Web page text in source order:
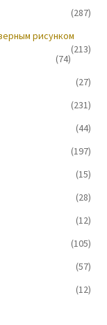
(287)
рисунком
(213)
(74)
(27)
(231)
(44)
(197)
(15)
(28)
(12)
(105)
(57)
(12)